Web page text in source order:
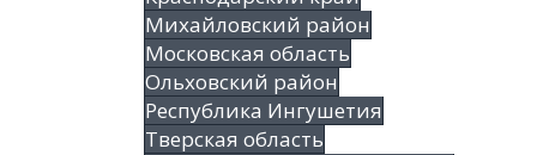
Михайловский район
Московская область
Ольховский район
Республика Ингушетия
Тверская область